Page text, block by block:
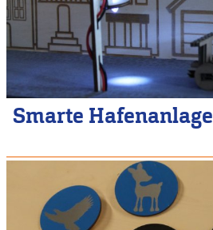
Smarte Hafenanlage